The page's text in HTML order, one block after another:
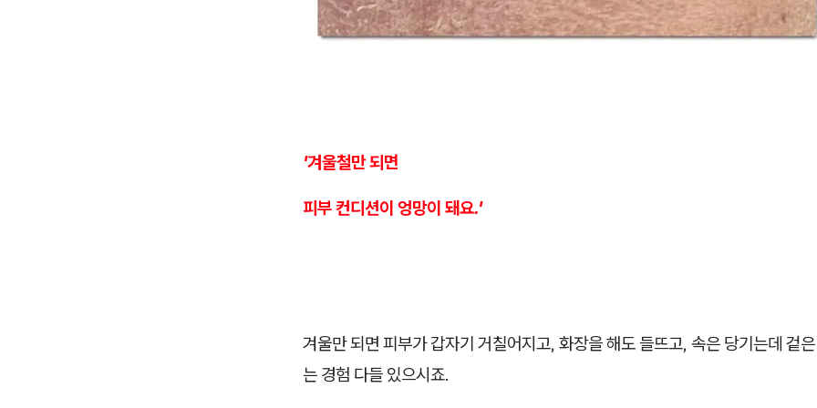
'겨울철만 되면
피부 컨디션이 엉망이 돼요.'
겨울만 되면 피부가 갑자기 거칠어지고, 화장을 해도 들뜨고, 속은 당기는데 겉
는 경험 다들 있으시죠.